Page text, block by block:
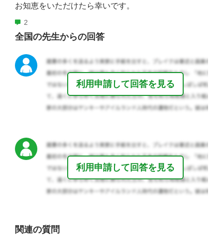
お知恵をいただけたら幸いです。
2
全国の先生からの回答
利用申請して回答を見る
利用申請して回答を見る
関連の質問